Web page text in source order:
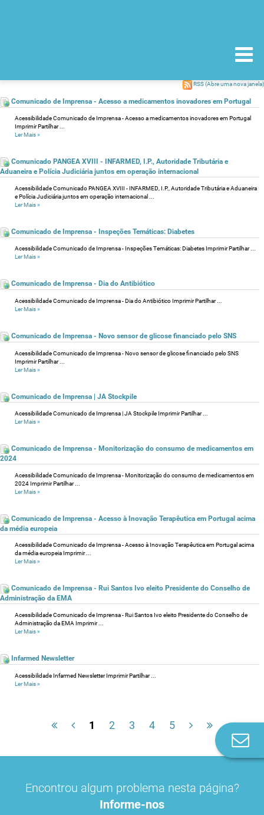
RSS(Abre uma nova janela)
Comunicado de Imprensa - Acesso a medicamentos inovadores em Portugal
Acessibilidade Comunicado de Imprensa - Acesso a medicamentos inovadores em Portugal
Imprimir Partilhar ...
Ler Mais»
Comunicado PANGEA XVIII - INFARMED, I.P., Autoridade Tributária e
Aduaneira e Polícia Judiciária juntos em operação internacional
Acessibilidade Comunicado PANGEA XVIII - INFARMED, I.P., Autoridade Tributária e Aduaneira
e Polícia Judiciária juntos em operação internacional ...
Ler Mais»
Comunicado de Imprensa - Inspeções Temáticas: Diabetes
Acessibilidade Comunicado de Imprensa - Inspeções Temáticas: Diabetes Imprimir Partilhar ...
Ler Mais»
Comunicado de Imprensa - Dia do Antibiótico
Acessibilidade Comunicado de Imprensa - Dia do Antibiótico Imprimir Partilhar ...
Ler Mais»
Comunicado de Imprensa - Novo sensor de glicose financiado pelo SNS
Acessibilidade Comunicado de Imprensa - Novo sensor de glicose financiado pelo SNS
Imprimir Partilhar ...
Ler Mais»
Comunicado de Imprensa | JA Stockpile
Acessibilidade Comunicado de Imprensa | JA Stockpile Imprimir Partilhar ...
Ler Mais»
Comunicado de Imprensa - Monitorização do consumo de medicamentos em
2024
Acessibilidade Comunicado de Imprensa - Monitorização do consumo de medicamentos em
2024 Imprimir Partilhar ...
Ler Mais»
Comunicado de Imprensa - Acesso à Inovação Terapêutica em Portugal acima
da média europeia
Acessibilidade Comunicado de Imprensa - Acesso à Inovação Terapêutica em Portugal acima
da média europeia Imprimir ...
Ler Mais»
Comunicado de Imprensa - Rui Santos Ivo eleito Presidente do Conselho de
Administração da EMA
Acessibilidade Comunicado de Imprensa - Rui Santos Ivo eleito Presidente do Conselho de
Administração da EMA Imprimir ...
Ler Mais»
Infarmed Newsletter
Acessibilidade Infarmed Newsletter Imprimir Partilhar ...
Ler Mais»
1 2 3 4 5
Encontrou algum problema nesta página?
Informe-nos